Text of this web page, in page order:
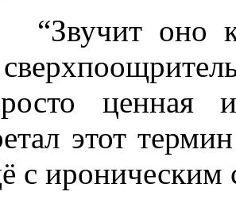
оно как
ценная
этот
с ироническим